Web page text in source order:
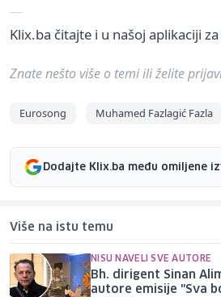
Klix.ba čitajte i u našoj aplikaciji za
Znate nešto više o temi ili želite
Eurosong Muhamed Fazlagić Fazla
Dodajte Klix.ba među omiljene
Više na istu temu
NISU NAVELI SVE AUTORE
Bh. dirigent Sinan
autore emisije "Sva